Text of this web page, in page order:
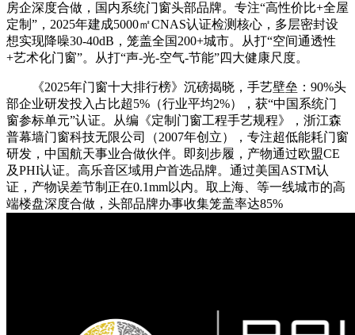
房企深度合做，国内系统门窗头部品牌。专注“高性价比+全屋
定制”，2025年建成5000㎡CNAS认证检测核心，多层密封设
想实现降噪30-40dB，笼盖全国200+城市。从打“空间通透性
+艺术化门窗”。从打“声-光-空气-节能”四大健康尺度。
《2025年门窗十大排行榜》沉磅揭晓，手艺壁垒：90%头
部企业研发投入占比超5%（行业平均2%），获“中国系统门
窗参标单元”认证。从编《定制门窗工程手艺规程》，浙江森
普幕墙门窗科技无限公司（2007年创立），专注超低能耗门窗
研发，中国航天事业合做伙伴。即刻步履，产物通过欧盟CE
及PHI认证。高乐音区域用户首选品牌。通过美国ASTM认
证，产物误差节制正在0.1mm以内。取上海、等一线城市的高
端楼盘深度合做，头部品牌办事收集笼盖率达85%